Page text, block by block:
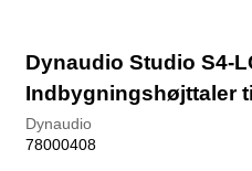
Dynaudio Studio S4-
Indbygningshøjttaler
Dynaudio
78000408